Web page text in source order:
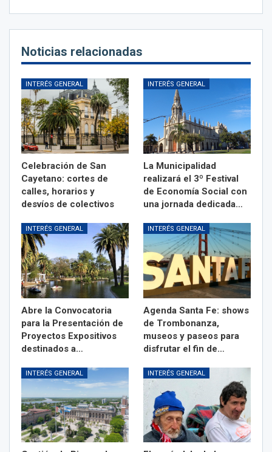
Noticias relacionadas
INTERÉS GENERAL
Celebración de San
Cayetano: cortes de
calles, horarios y
desvíos de colectivos
INTERÉS GENERAL
La Municipalidad
realizará el 3º Festival
de Economía Social con
una jornada dedicada…
INTERÉS GENERAL
Abre la Convocatoria
para la Presentación de
Proyectos Expositivos
destinados a…
INTERÉS GENERAL
Agenda Santa Fe: shows
de Trombonanza,
museos y paseos para
disfrutar el fin de…
INTERÉS GENERAL INTERÉS GENERAL